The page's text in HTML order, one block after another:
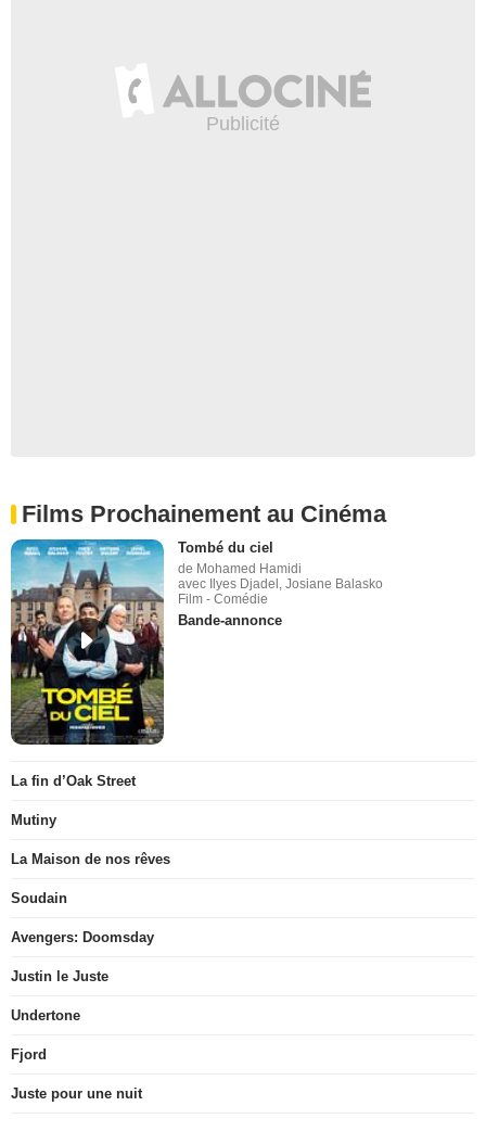
Films Prochainement au Cinéma
Tombé du ciel
de Mohamed Hamidi
avec Ilyes Djadel, Josiane Balasko
Film - Comédie
Bande-annonce
La fin d’Oak Street
Mutiny
La Maison de nos rêves
Soudain
Avengers: Doomsday
Justin le Juste
Undertone
Fjord
Juste pour une nuit